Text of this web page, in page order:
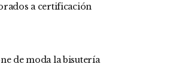
a certificación
de moda la bisutería